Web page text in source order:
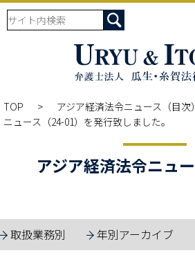
TOP アジア経済法令ニュース（目次）
ニュース（24-01）を発行致しました。
アジア経済法令ニュー
取扱業務別 年別アーカイブ